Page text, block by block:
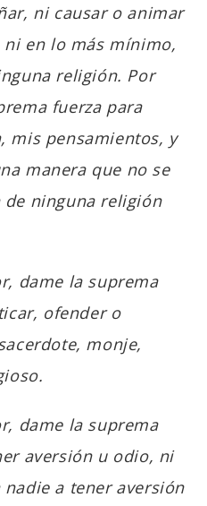
ni causar o animar
ni en lo más mínimo,
religión. Por
fuerza para
mis pensamientos, y
manera que no se
ninguna religión
dame la suprema
ofender o
monje,
dame la suprema
aversión u odio, ni
a tener aversión